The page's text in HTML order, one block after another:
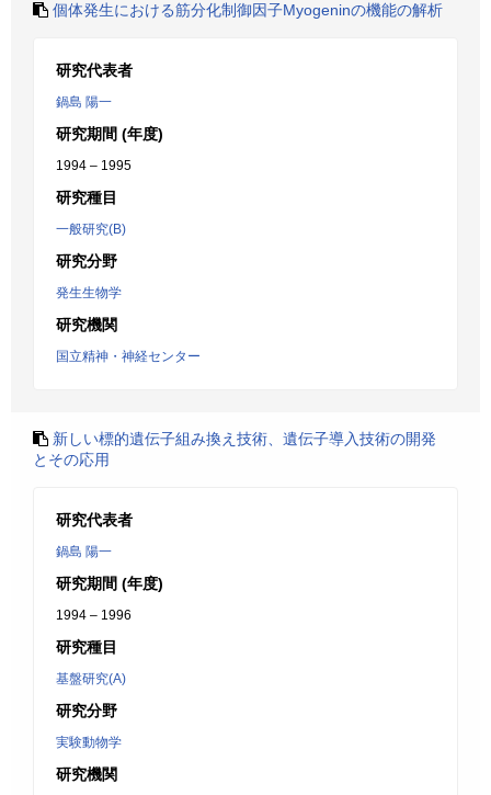
個体発生における筋分化制御因子Myogeninの機能の解析
研究代表者
鍋島 陽一
研究期間 (年度)
1994 – 1995
研究種目
一般研究(B)
研究分野
発生生物学
研究機関
国立精神・神経センター
新しい標的遺伝子組み換え技術、遺伝子導入技術の開発
とその応用
研究代表者
鍋島 陽一
研究期間 (年度)
1994 – 1996
研究種目
基盤研究(A)
研究分野
実験動物学
研究機関